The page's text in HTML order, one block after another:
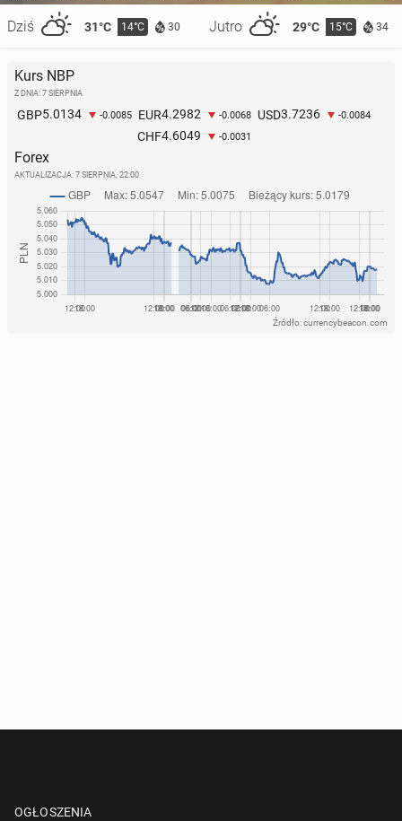
Dziś 31°C 14°C 30 Jutro 29°C 15°C 34
Kurs NBP
Z DNIA: 7 SIERPNIA
GBP5.0134 -0.0085 EUR4.2982 -0.0068 USD3.7236 -0.0084
CHF4.6049 -0.0031
Forex
AKTUALIZACJA: 7 SIERPNIA, 22:00
Źródło: currencybeacon.com
OGŁOSZENIA